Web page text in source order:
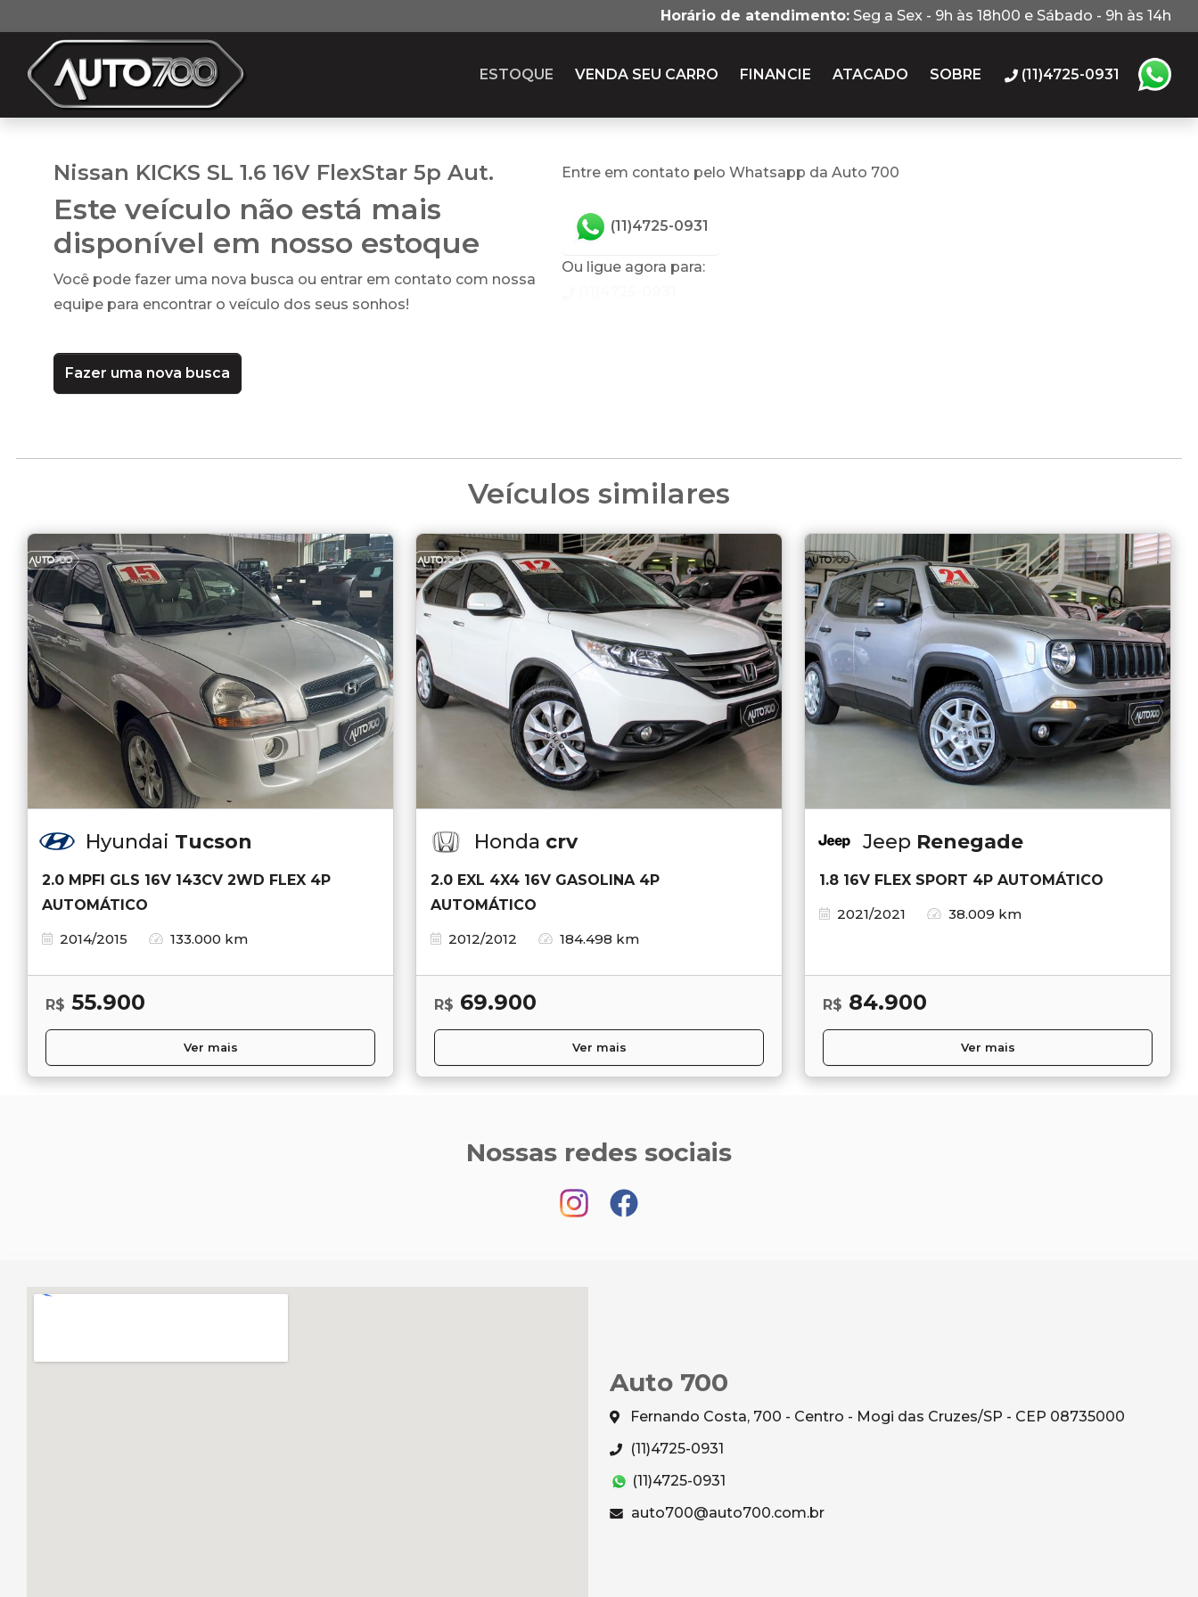
Horário de atendimento: Seg a Sex - 9h às 18h00 e Sábado - 9h às 14h
ESTOQUE VENDA SEU CARRO FINANCIE ATACADO SOBRE (11)4725-0931
Nissan KICKS SL 1.6 16V FlexStar 5p Aut.
Este veículo não está mais
disponível em nosso estoque
Você pode fazer uma nova busca ou entrar em contato com nossa
equipe para encontrar o veículo dos seus sonhos!
Fazer uma nova busca
Entre em contato pelo Whatsapp da Auto 700
(11)4725-0931
Ou ligue agora para:
Veículos similares
Hyundai Tucson
2.0 MPFI GLS 16V 143CV 2WD FLEX 4P
AUTOMÁTICO
2014/2015
133.000 km
R$ 55.900
Ver mais
Honda crv
2.0 EXL 4X4 16V GASOLINA 4P
AUTOMÁTICO
2012/2012
184.498 km
R$ 69.900
Ver mais
Jeep Renegade
1.8 16V FLEX SPORT 4P AUTOMÁTICO
2021/2021
38.009 km
R$ 84.900
Ver mais
Nossas redes sociais
Auto 700
Fernando Costa, 700 - Centro - Mogi das Cruzes/SP - CEP 08735000
(11)4725-0931
(11)4725-0931
auto700@auto700.com.br